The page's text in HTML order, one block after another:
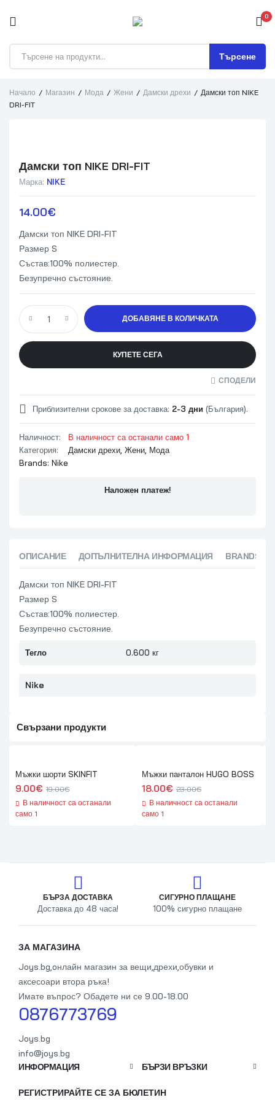
0
Търсене
продукти
Търсене
Начало Магазин Мода Жени Дамски дрехи
Дамски топ NIKE
DRI-FIT
Дамски топ NIKE DRI-FIT
Марка: NIKE
14.00€
Дамски топ NIKE DRI-FIT
Размер S
Състав:100% полиестер.
Безупречно състояние.
количество за Дамски топ NIKE DRI-FIT
ДОБАВЯНЕ В КОЛИЧКАТА
КУПЕТЕ СЕГА
СПОДЕЛИ
Приблизителни срокове за доставка: 2-3 дни (България).
Наличност:
В наличност са останали само 1
Категория:
Дамски дрехи Жени Мода
Brands: Nike
Наложен платеж!
ОПИСАНИЕ ДОПЪЛНИТЕЛНА ИНФОРМАЦИЯ BRANDS (1)
Дамски топ NIKE DRI-FIT
Размер S
Състав:100% полиестер.
Безупречно състояние.
Тегло 0.600 кг
Nike
Свързани продукти
Мъжки шорти SKINFIT
19.00€
Original price was: 19.00€.
9.00€
Текущата цена е: 9.00€.
В наличност са останали
само 1
Мъжки панталон HUGO BOSS
23.00€
Original price was: 23.00€.
18.00€
Текущата цена е: 18.00€.
В наличност са останали
само 1
БЪРЗА ДОСТАВКА
Доставка до 48 часа!
СИГУРНО ПЛАЩАНЕ
100% сигурно плащане
ЗА МАГАЗИНА
Joys.bg,oнлайн магазин за вещи,дрехи,обувки и
аксесоари втора ръка!
Имате въпрос? Обадете ни се 9.00-18.00
0876773769
Joys.bg
info@joys.bg
ИНФОРМАЦИЯ
БЪРЗИ ВРЪЗКИ
РЕГИСТРИРАЙТЕ СЕ ЗА БЮЛЕТИН